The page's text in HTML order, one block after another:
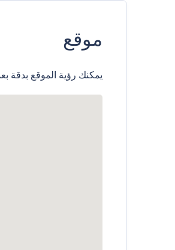
موقع
يمكنك رؤية الموقع بدقة